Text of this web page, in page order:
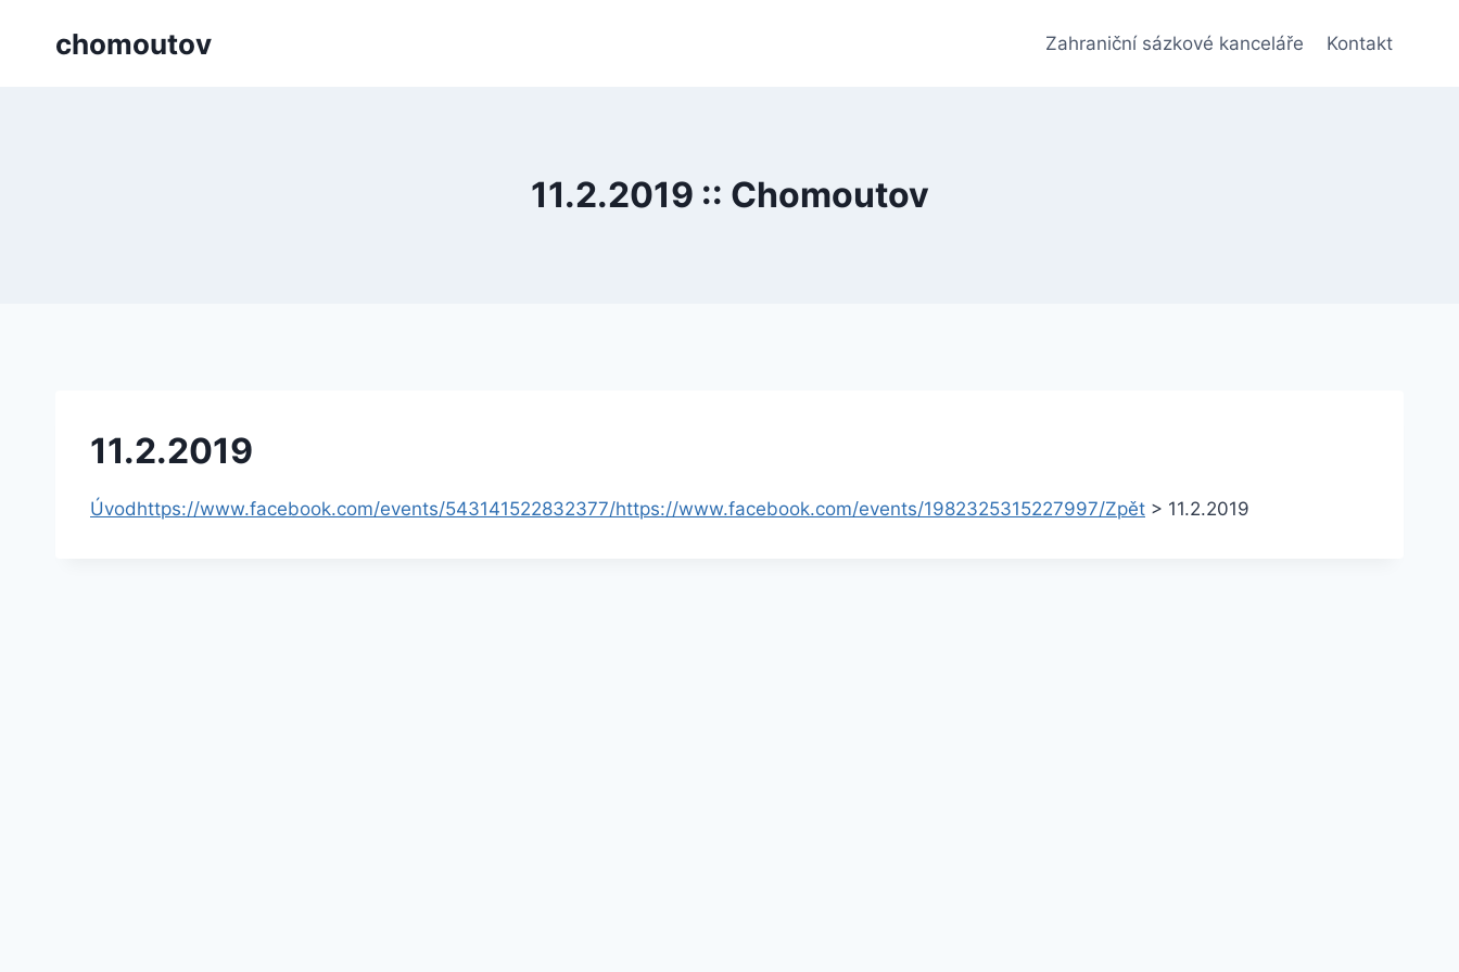
chomoutov Zahraniční sázkové kanceláře Kontakt
11.2.2019 :: Chomoutov
11.2.2019
Úvodhttps://www.facebook.com/events/543141522832377/https://www.facebook.com/events/1982325315227997/Zpět > 11.2.2019